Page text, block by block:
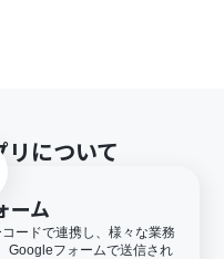
について
ーム
ードで連携し、様々な業務
Googleフォームで送信され